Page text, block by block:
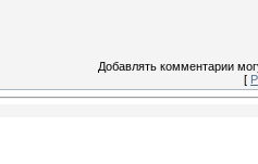
Добавлять комментарии
[